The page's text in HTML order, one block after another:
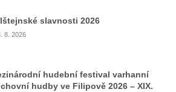
slavnosti 2026
8. 2026
hudební festival varhanní
hudby ve Filipově 2026 – XIX.